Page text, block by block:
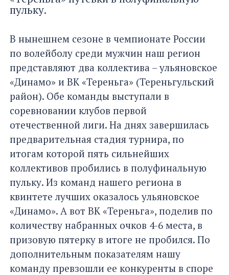
пульку.
В нынешнем сезоне в чемпионате России
по волейболу среди мужчин наш регион
представляют два коллектива – ульяновское
«Динамо» и ВК «Тереньга» (Тереньгульский
район). Обе команды выступали в
соревновании клубов первой
отечественной лиги. На днях завершилась
предварительная стадия турнира, по
итогам которой пять сильнейших
коллективов пробились в полуфинальную
пульку. Из команд нашего региона в
квинтете лучших оказалось ульяновское
«Динамо». А вот ВК «Тереньга», поделив по
количеству набранных очков 4-6 места, в
призовую пятерку в итоге не пробился. По
дополнительным показателям нашу
команду превзошли ее конкуренты в споре